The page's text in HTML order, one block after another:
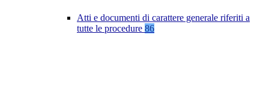
Atti e documenti di carattere generale riferiti a
tutte le procedure 86